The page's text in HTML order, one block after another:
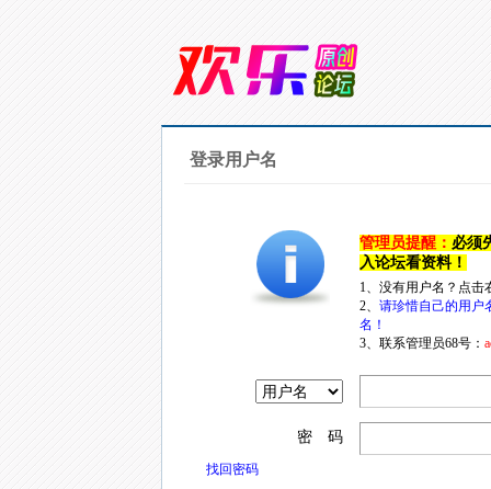
登录用户名
管理员提醒： 必须
入论坛看资料！
1、没有用户名？点
2、 请珍惜自己的用户
名！
3、联系管理员68号：
密 码
找回密码